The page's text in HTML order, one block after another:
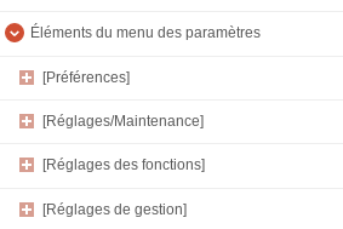
Éléments du menu des paramètres
[Préférences]
[Réglages/Maintenance]
[Réglages des fonctions]
[Réglages de gestion]